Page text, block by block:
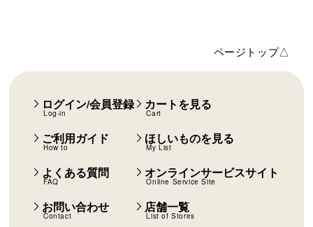
ページトップ△
ログイン/会員登録
Log-in
カートを見る
Cart
ご利用ガイド
How to
ほしいものを見る
My List
よくある質問
FAQ
オンラインサービスサイト
Online Service Site
お問い合わせ
Contact
店舗一覧
List of Stores